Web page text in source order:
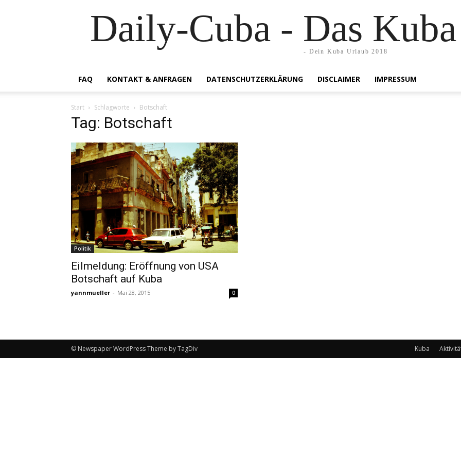
Daily-Cuba - Das
- Dein Kuba Urlaub 2018
FAQ KONTAKT & ANFRAGEN DATENSCHUTZERKLÄRUNG DISCLAIMER IMPRESSUM
Start Schlagworte Botschaft
Tag: Botschaft
Politik
Eilmeldung: Eröffnung von USA
Botschaft auf Kuba
yannmueller - Mai 28, 2015 0
Kuba
© Newspaper WordPress Theme by TagDiv